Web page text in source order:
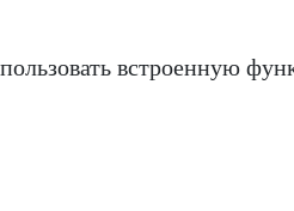
встроенную